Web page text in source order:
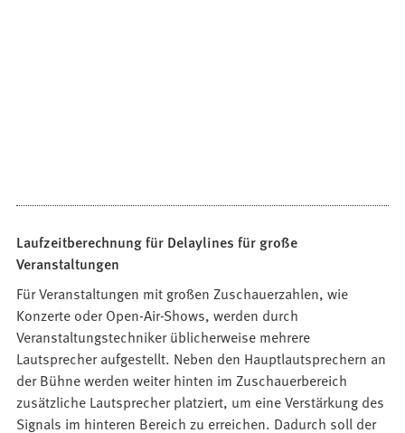
Laufzeitberechnung für Delaylines für große
Veranstaltungen
Für Veranstaltungen mit großen Zuschauerzahlen, wie
Konzerte oder Open-Air-Shows, werden durch
Veranstaltungstechniker üblicherweise mehrere
Lautsprecher aufgestellt. Neben den Hauptlautsprechern an
der Bühne werden weiter hinten im Zuschauerbereich
zusätzliche Lautsprecher platziert, um eine Verstärkung des
Signals im hinteren Bereich zu erreichen. Dadurch soll der